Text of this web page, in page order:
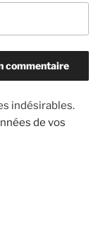
indésirables.
de vos